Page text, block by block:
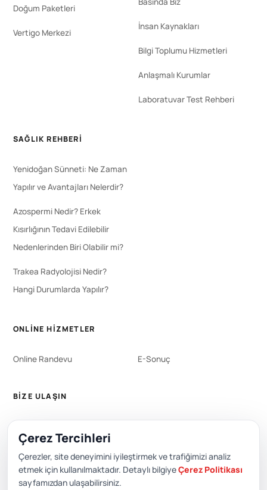
Doğum Paketleri
Vertigo Merkezi
İnsan Kaynakları
Bilgi Toplumu Hizmetleri
Anlaşmalı Kurumlar
Laboratuvar Test Rehberi
SAĞLIK REHBERI
Yenidoğan Sünneti: Ne Zaman
Yapılır ve Avantajları Nelerdir?
Azospermi Nedir? Erkek
Kısırlığının Tedavi Edilebilir
Nedenlerinden Biri Olabilir mi?
Trakea Radyolojisi Nedir?
Hangi Durumlarda Yapılır?
ONLINE HIZMETLER
Online Randevu E-Sonuç
BIZE ULAŞIN
+90 212 651 0000
Çerez Tercihleri
Çerezler, site deneyimini iyileştirmek ve trafiğimizi analiz
etmek için kullanılmaktadır. Detaylı bilgiyeÇerez Politikası
sayfamızdan ulaşabilirsiniz.